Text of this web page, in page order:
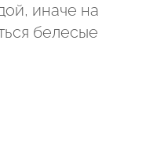
иначе на
белесые